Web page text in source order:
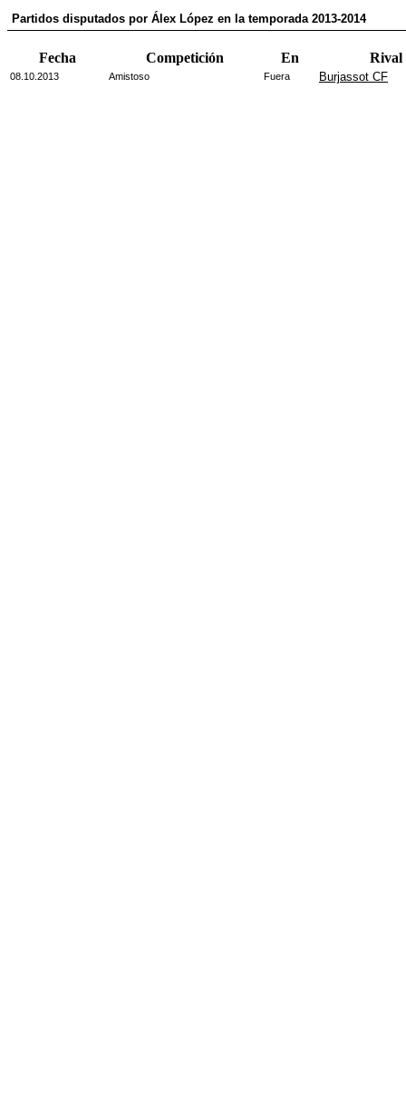
Partidos disputados por Álex López en la temporada 2013-2014
Fecha Competición En Rival
08.10.2013 Amistoso Fuera Burjassot CF